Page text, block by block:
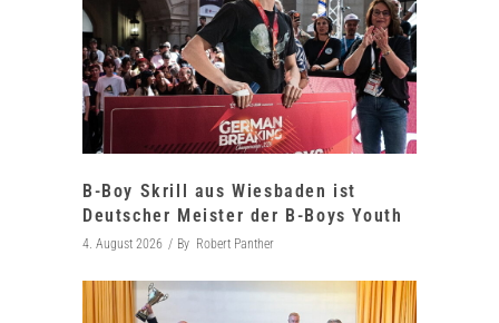
B-Boy Skrill aus Wiesbaden ist
Deutscher Meister der B-Boys Youth
4. August 2026 By Robert Panther